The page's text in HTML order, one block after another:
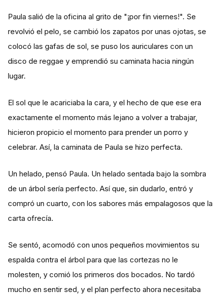
Paula salió de la oficina al grito de "¡por fin viernes!". Se
revolvió el pelo, se cambió los zapatos por unas ojotas, se
colocó las gafas de sol, se puso los auriculares con un
disco de reggae y emprendió su caminata hacia ningún
lugar.
El sol que le acariciaba la cara, y el hecho de que ese era
exactamente el momento más lejano a volver a trabajar,
hicieron propicio el momento para prender un porro y
celebrar. Así, la caminata de Paula se hizo perfecta.
Un helado, pensó Paula. Un helado sentada bajo la sombra
de un árbol sería perfecto. Así que, sin dudarlo, entró y
compró un cuarto, con los sabores más empalagosos que la
carta ofrecía.
Se sentó, acomodó con unos pequeños movimientos su
espalda contra el árbol para que las cortezas no le
molesten, y comió los primeros dos bocados. No tardó
mucho en sentir sed, y el plan perfecto ahora necesitaba